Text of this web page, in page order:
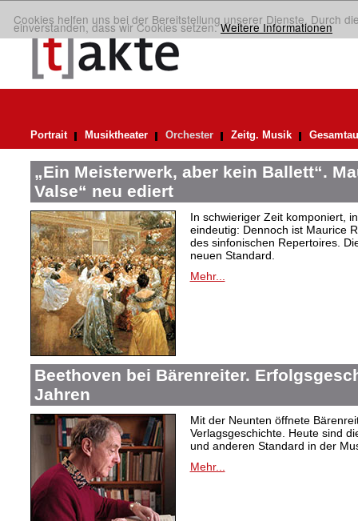
Cookies helfen uns bei der Bereitstellung unserer Dienste. Durch
einverstanden, dass wir Cookies setzen.Weitere Informationen
Portrait Musiktheater Orchester Zeitg. Musik
„Ein Meisterwerk, aber kein Ballett“.
Valse“ neu ediert
In schwieriger Zeit komponiert,
eindeutig: Dennoch ist Maurice
des sinfonischen Repertoires.
neuen Standard.
Mehr...
Beethoven bei Bärenreiter.
Jahren
Mit der Neunten öffnete
Verlagsgeschichte. Heute sind
und anderen Standard in der
Mehr...